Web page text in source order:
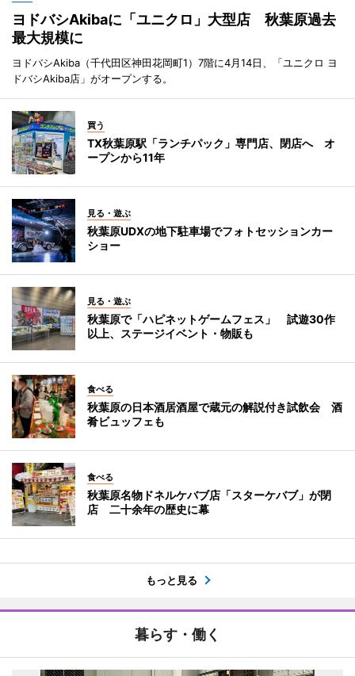
ヨドバシAkibaに「ユニクロ」大型店 秋葉原過去
最大規模に
ヨドバシAkiba（千代田区神田花岡町1）7階に4月14日、「ユニクロ ヨ
ドバシAkiba店」がオープンする。
買う
TX秋葉原駅「ランチパック」専門店、閉店へ オ
ープンから11年
見る・遊ぶ
秋葉原UDXの地下駐車場でフォトセッションカー
ショー
見る・遊ぶ
秋葉原で「ハピネットゲームフェス」 試遊30作
以上、ステージイベント・物販も
食べる
秋葉原の日本酒居酒屋で蔵元の解説付き試飲会 酒
肴ビュッフェも
食べる
秋葉原名物ドネルケバブ店「スターケバブ」が閉
店 二十余年の歴史に幕
もっと見る
暮らす・働く